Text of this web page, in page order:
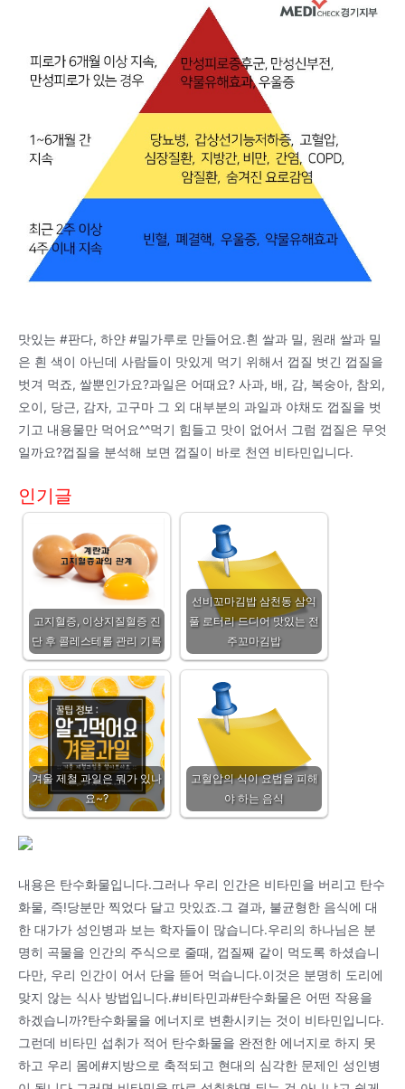
맛있는 #판다, 하얀 #밀가루로 만들어요.흰 쌀과 밀, 원래 쌀과 밀
은 흰 색이 아닌데 사람들이 맛있게 먹기 위해서 껍질 벗긴 껍질을
벗겨 먹죠, 쌀뿐인가요?과일은 어때요? 사과, 배, 감, 복숭아, 참외,
오이, 당근, 감자, 고구마 그 외 대부분의 과일과 야채도 껍질을 벗
기고 내용물만 먹어요^^먹기 힘들고 맛이 없어서 그럼 껍질은 무엇
일까요?껍질을 분석해 보면 껍질이 바로 천연 비타민입니다.
인기글
고지혈증, 이상지질혈증 진
단 후 콜레스테롤 관리 기록
선비꼬마김밥 삼천동 삼익
풀 로터리 드디어 맛있는 전
주꼬마김밥
겨울 제철 과일은 뭐가 있나
요~?
고혈압의 식이 요법을 피해
야 하는 음식
내용은 탄수화물입니다.그러나 우리 인간은 비타민을 버리고 탄수
화물, 즉!당분만 찍었다 달고 맛있죠.그 결과, 불균형한 음식에 대
한 대가가 성인병과 보는 학자들이 많습니다.우리의 하나님은 분
명히 곡물을 인간의 주식으로 줄때, 껍질째 같이 먹도록 하셨습니
다만, 우리 인간이 어서 단을 뜯어 먹습니다.이것은 분명히 도리에
맞지 않는 식사 방법입니다.#비타민과#탄수화물은 어떤 작용을
하겠습니까?탄수화물을 에너지로 변환시키는 것이 비타민입니다.
그런데 비타민 섭취가 적어 탄수화물을 완전한 에너지로 하지 못
하고 우리 몸에#지방으로 축적되고 현대의 심각한 문제인 성인병